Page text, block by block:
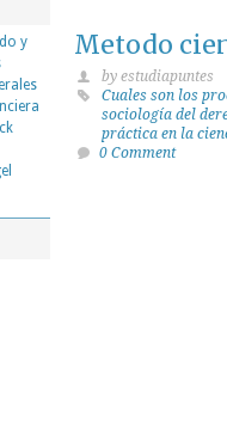
Metodo
by estudiapuntes
Cuales son los
sociología del
práctica en la
0 Comment
y